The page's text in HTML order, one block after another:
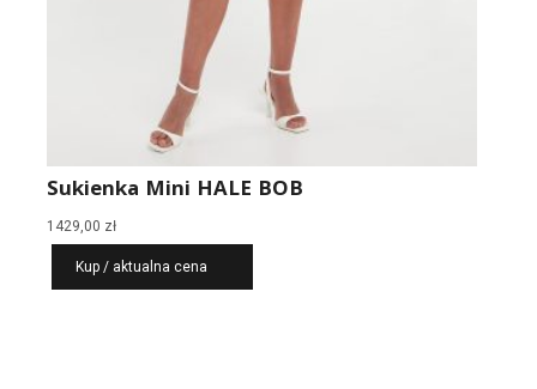
Sukienka Mini HALE BOB
1429,00 zł
Kup / aktualna cena